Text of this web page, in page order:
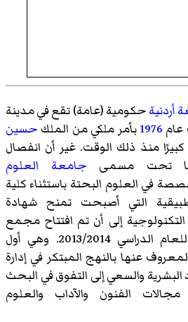
أردنيةحكومية (عامة) تقع في مدينة
1976بأمر ملكي من الملك حسين
منذ ذلك الوقت. غير أن انفصال
تحت مسمى جامعة العلوم
في العلوم البحتة باستثناء كلية
التي أصبحت تمنح شهادة
إلى أن تم افتتاح مجمع
الكليات الطبية مجددا للعام الدراسي 2013/2014. وهي أول
عنها بالنهج المبتكر في إدارة
والسعي إلى التفوق في البحث
الفنون والآداب والعلوم